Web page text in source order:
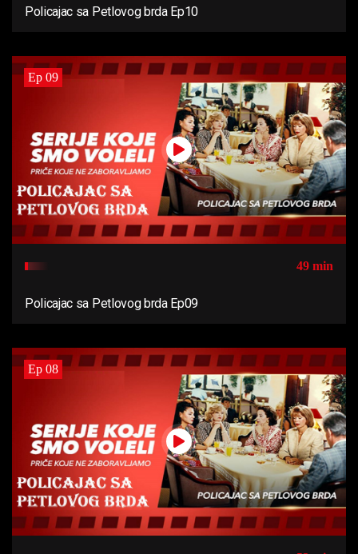
Policajac sa Petlovog brda Ep10
Ep 09
49 min
Policajac sa Petlovog brda Ep09
Ep 08